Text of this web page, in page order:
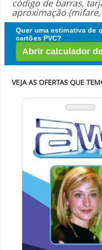
código de barras,
aproximação (mifare,
Quer uma estimativa de
cartões PVC?
Abrir calculador
VEJA AS OFERTAS QUE